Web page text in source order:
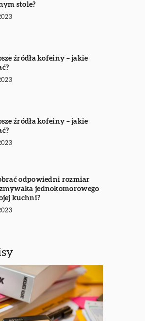
stole?
źródła kofeiny – jakie
źródła kofeiny – jakie
odpowiedni rozmiar
jednokomorowego
kuchni?